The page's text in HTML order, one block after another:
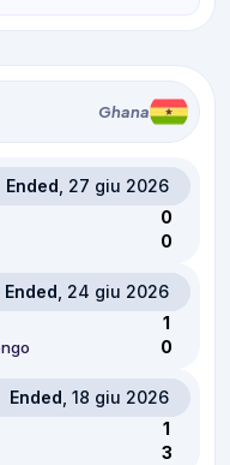
Ghana
Ended , 27 giu 2026
0
0
Ended , 24 giu 2026
1
0
Ended , 18 giu 2026
1
3